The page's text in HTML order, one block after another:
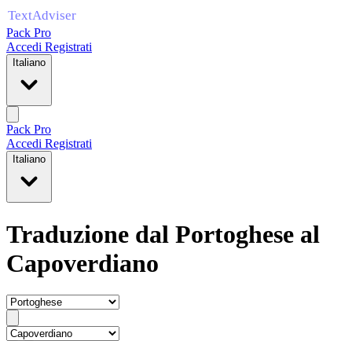
Pack Pro
Accedi Registrati
Italiano
Pack Pro
Accedi Registrati
Italiano
Traduzione dal Portoghese al
Capoverdiano